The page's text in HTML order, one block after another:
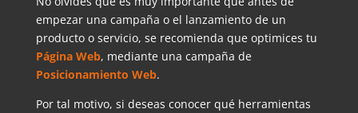
empezar una campaña o el lanzamiento de un
producto o servicio, se recomienda que optimices tu
Página Web, mediante una campaña de
Posicionamiento Web.
Por tal motivo, si deseas conocer qué herramientas